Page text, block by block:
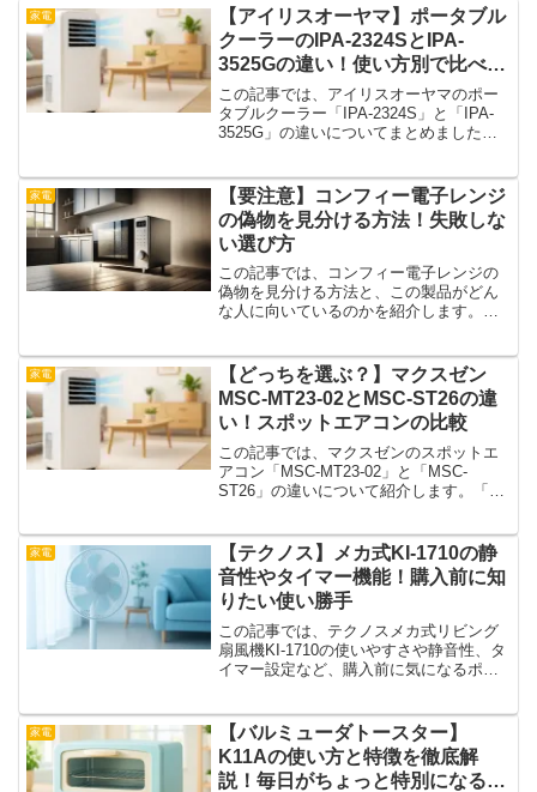
家電
【アイリスオーヤマ】ポータブル
クーラーのIPA-2324SとIPA-
3525Gの違い！使い方別で比べて
みた
この記事では、アイリスオーヤマのポー
タブルクーラー「IPA-2324S」と「IPA-
3525G」の違いについてまとめました。
「ちょっと違うな」と感じるポイントが
いくつかあ...
家電
【要注意】コンフィー電子レンジ
の偽物を見分ける方法！失敗しな
い選び方
この記事では、コンフィー電子レンジの
偽物を見分ける方法と、この製品がどん
な人に向いているのかを紹介します。正
た、実際の使用感をもとに、おすすめポ
イントも詳しくお伝えしま...
家電
【どっちを選ぶ？】マクスゼン
MSC-MT23-02とMSC-ST26の違
い！スポットエアコンの比較
この記事では、マクスゼンのスポットエ
アコン「MSC-MT23-02」と「MSC-
ST26」の違いについて紹介します。「ど
れのスペックや特徴を比べながら、選び
方のヒントをお届...
家電
【テクノス】メカ式KI-1710の静
音性やタイマー機能！購入前に知
りたい使い勝手
この記事では、テクノスメカ式リビング
扇風機KI-1710の使いやすさや静音性、タ
イマー設定など、購入前に気になるポイ
ど「静かに使える？」「高さは調整でき
る？」「タイマー...
家電
【バルミューダトースター】
K11Aの使い方と特徴を徹底解
説！毎日がちょっと特別になる理